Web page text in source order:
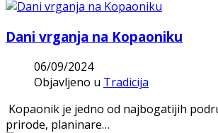
Dani vrganja na Kopaoniku
06/09/2024
Objavljeno u Tradicija
Kopaonik je jedno od najbogatijih
prirode, planinare…